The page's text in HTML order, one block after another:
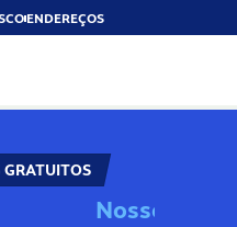
ENDEREÇOS
Nos